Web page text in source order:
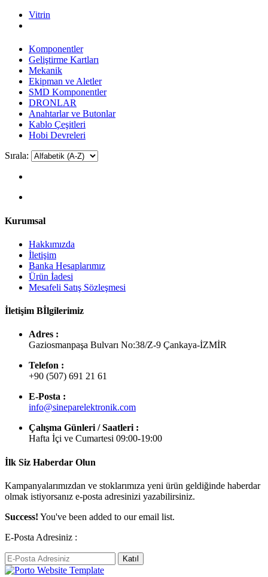
Vitrin
Komponentler
Geliştirme Kartları
Mekanik
Ekipman ve Aletler
SMD Komponentler
DRONLAR
Anahtarlar ve Butonlar
Kablo Çeşitleri
Hobi Devreleri
Sırala:
Kurumsal
Hakkımızda
İletişim
Banka Hesaplarımız
Ürün İadesi
Mesafeli Satış Sözleşmesi
İletişim Bİlgilerimiz
Adres :
Gaziosmanpaşa Bulvarı No:38/Z-9 Çankaya-İZMİR
Telefon :
+90 (507) 691 21 61
E-Posta :
info@sineparelektronik.com
Çalışma Günleri / Saatleri :
Hafta İçi ve Cumartesi 09:00-19:00
İlk Siz Haberdar Olun
Kampanyalarımızdan ve stoklarımıza yeni ürün geldiğinde haberdar
olmak istiyorsanız e-posta adresinizi yazabilirsiniz.
Success! You've been added to our email list.
E-Posta Adresiniz :
Katıl